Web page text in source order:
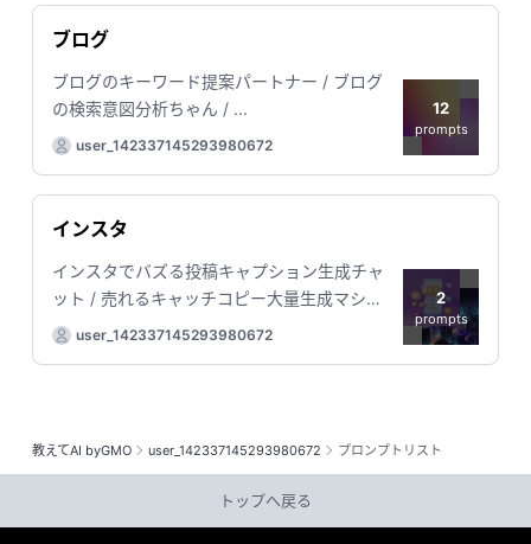
教えてAI byGMO user_142337145293980672 プロンプトリスト
ブログ
ブログのキーワード提案パートナー / ブログ
の検索意図分析ちゃん / ...
user_142337145293980672
12
prompts
インスタ
インスタでバズる投稿キャプション生成チャ
ット / 売れるキャッチコピー大量生成マシー
ン user_142337145293980672
2
prompts
トップへ戻る